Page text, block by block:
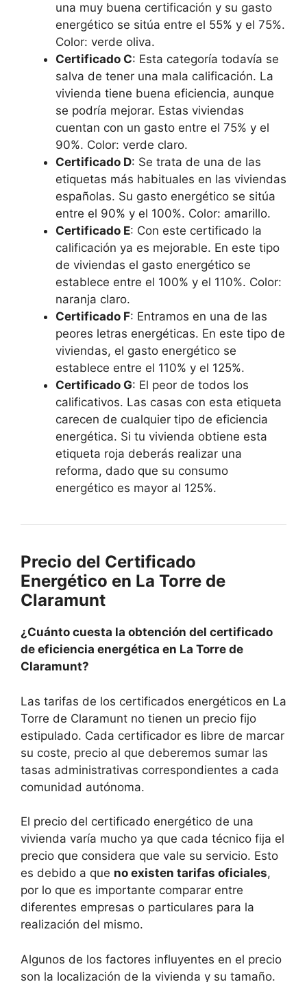
una muy buena certificación y su gasto
energético se sitúa entre el 55% y el 75%.
Color: verde oliva.
Certificado C: Esta categoría todavía se
salva de tener una mala calificación. La
vivienda tiene buena eficiencia, aunque
se podría mejorar. Estas viviendas
cuentan con un gasto entre el 75% y el
90%. Color: verde claro.
Certificado D: Se trata de una de las
etiquetas más habituales en las viviendas
españolas. Su gasto energético se sitúa
entre el 90% y el 100%. Color: amarillo.
Certificado E: Con este certificado la
calificación ya es mejorable. En este tipo
de viviendas el gasto energético se
establece entre el 100% y el 110%. Color:
naranja claro.
Certificado F: Entramos en una de las
peores letras energéticas. En este tipo de
viviendas, el gasto energético se
establece entre el 110% y el 125%.
Certificado G: El peor de todos los
calificativos. Las casas con esta etiqueta
carecen de cualquier tipo de eficiencia
energética. Si tu vivienda obtiene esta
etiqueta roja deberás realizar una
reforma, dado que su consumo
energético es mayor al 125%.
Precio del Certificado
Energético en La Torre de
Claramunt
¿Cuánto cuesta la obtención del certificado
de eficiencia energética en La Torre de
Claramunt?
Las tarifas de los certificados energéticos en La
Torre de Claramunt no tienen un precio fijo
estipulado. Cada certificador es libre de marcar
su coste, precio al que deberemos sumar las
tasas administrativas correspondientes a cada
comunidad autónoma.
El precio del certificado energético de una
vivienda varía mucho ya que cada técnico fija el
precio que considera que vale su servicio. Esto
es debido a que no existen tarifas oficiales,
por lo que es importante comparar entre
diferentes empresas o particulares para la
realización del mismo.
Algunos de los factores influyentes en el precio
son la localización de la vivienda y su tamaño.